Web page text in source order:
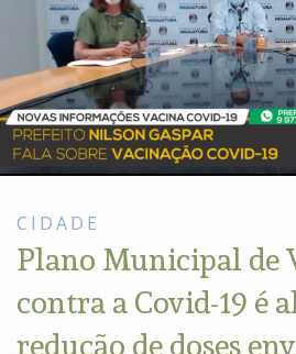
CIDADE
Plano Municipal de
contra a Covid-19 é